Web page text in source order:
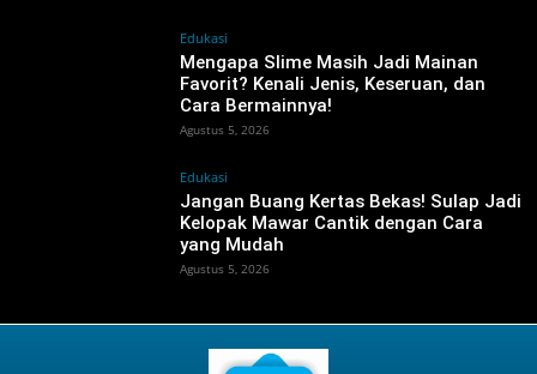
Edukasi
Mengapa Slime Masih Jadi Mainan
Favorit? Kenali Jenis, Keseruan, dan
Cara Bermainnya!
Agustus 5, 2026
Edukasi
Jangan Buang Kertas Bekas! Sulap Jadi
Kelopak Mawar Cantik dengan Cara
yang Mudah
Agustus 5, 2026